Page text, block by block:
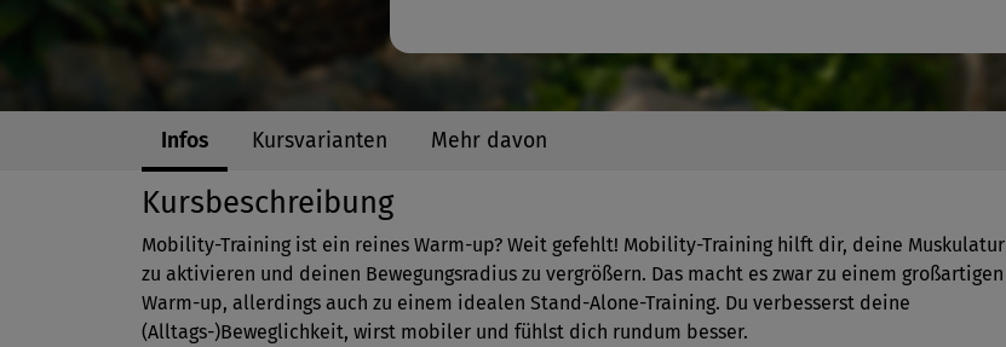
Infos Kursvarianten Mehr davon
Kursbeschreibung
Mobility-Training ist ein reines Warm-up? Weit gefehlt! Mobility-Training hilft dir, deine Muskulatur
zu aktivieren und deinen Bewegungsradius zu vergrößern. Das macht es zwar zu einem großartigen
Warm-up, allerdings auch zu einem idealen Stand-Alone-Training. Du verbesserst deine
(Alltags-)Beweglichkeit, wirst mobiler und fühlst dich rundum besser.